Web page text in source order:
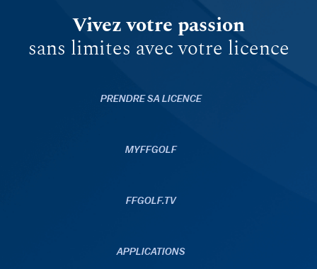
Vivez votre passion
sans limites avec votre licence
PRENDRE SA LICENCE
MYFFGOLF
FFGOLF.TV
APPLICATIONS